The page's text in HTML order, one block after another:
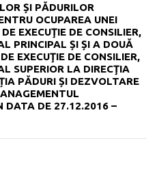
ȘI PĂDURILOR
OCUPAREA UNEI
EXECUŢIE DE CONSILIER,
PRINCIPAL ȘI ȘI A DOUĂ
EXECUŢIE DE CONSILIER,
SUPERIOR LA DIRECŢIA
PĂDURI ȘI DEZVOLTARE
DATA DE 27.12.2016 –